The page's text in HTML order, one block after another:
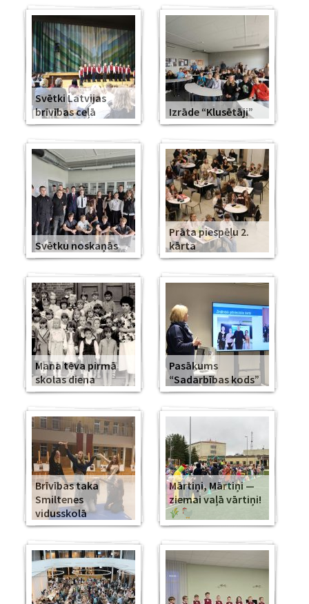
Svētki Latvijas
brīvības ceļā
Izrāde “Klusētāji”
Svētku noskaņās
Prāta piespēļu 2.
kārta
Mana tēva pirmā
skolas diena
Pasākums
“Sadarbības kods”
Brīvības taka
Smiltenes
vidusskolā
Mārtiņi, Mārtiņi —
ziemai vaļā vārtiņi!